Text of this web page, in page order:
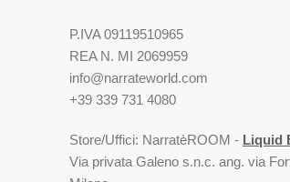
P.IVA 09119510965
REA N. MI 2069959
info@narrateworld.com
+39 339 731 4080
Store/Uffici: NarratèROOM - Liquid
Via privata Galeno s.n.c. ang. via